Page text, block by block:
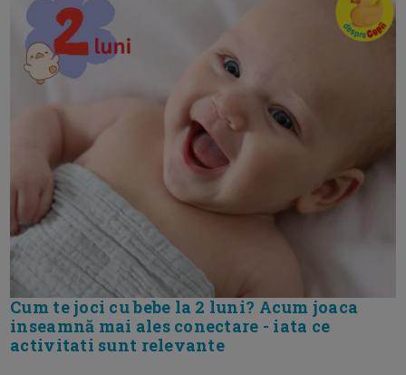
Cum te joci cu bebe la 2 luni? Acum joaca
inseamnă mai ales conectare - iata ce
activitati sunt relevante